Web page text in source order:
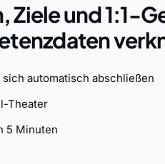
Ziele und 1:1-
automatisch abschließen
Theater
5 Minuten